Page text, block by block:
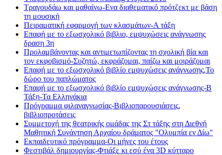
Τραγουδάω και μαθαίνω-Ενα διαθεματικό πρότζεκτ με βάση
τη μουσική
Πειραματική εφαρμογή των κλασμάτων-Α τάξη
Eπαφή με το εξωσχολικό βιβλιο, εμψυχώσεις ανάγνωσης
δραση 3η
Προλαμβάνοντας και αντιμετωπίζοντας τη σχολική βία και
τον εκφοβισμό-Συζητώ, εκφράζομαι, παίζω και μοιράζομαι
Eπαφή με το εξωσχολικό βιβλίο εμψυχώσεις ανάγνωσης,Το
δώρο του παπλώματος
Eπαφή με το εξωσχολικό βιβλίο εμψυχώσεις ανάγνωσης-Β
Τάξη-Τα Ελληνάκια
Πρόγραμμα φιλαναγνωσίας-Βιβλιοπαρουσιάσεις,
βιβλιοπροτάσεις
Συμμετοχή της θεατρικής ομάδας της Στ τάξης στη Διεθνή
Μαθητική Συνάντηση Αρχαίου δράματος "Ολυμπία εν Δίω"
Εκπαιδευτικό πρόγραμμα-Οι μήνες του έτους
Φεστιβάλ δημιουργίας-Φτιάξε κι εσύ ένα 3D κύτταρο